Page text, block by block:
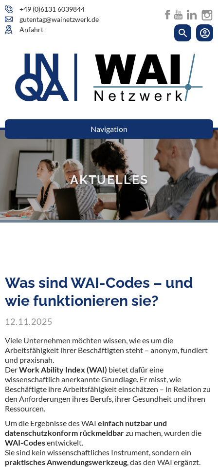
+49 (0)6131 6039844
gutentag@wainetzwerk.de
Anfahrt
Navigation
AKTUELLES
Was sind WAI-Codes – und
wie funktionieren sie?
12.11.2025
Viele Unternehmen möchten wissen, wie es um die
Arbeitsfähigkeit ihrer Beschäftigten steht – anonym, fundiert
und praxisnah.
DerWork Ability Index (WAI) bietet dafür eine
wissenschaftlich anerkannte Grundlage. Er misst, wie
Beschäftigte ihre Arbeitsfähigkeit einschätzen – in Relation zu
den Anforderungen ihres Berufs, ihrer Gesundheit und ihren
Ressourcen.
Um die Ergebnisse des WAI einfach nutzbar und
datenschutzkonform rückmeldbarzu machen, wurden die
WAI-Codesentwickelt.
Sie sind kein wissenschaftliches Instrument, sondern ein
praktisches Anwendungswerkzeug, das den WAI ergänzt.